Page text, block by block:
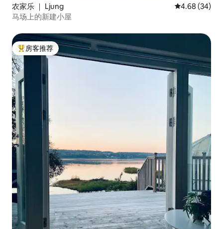
农家乐 ｜ Ljung 平均评分 4.68
4.68 (34)
马场上的新建小屋
热门「房客推荐」
房客推荐